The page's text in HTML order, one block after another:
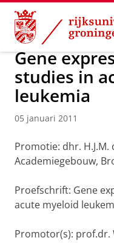
Skip
Content
Skip
Navigation
Over ons Actueel
Gene
studies in
leukemia
05 januari 2011
Promotie: dhr. H.J.M.
Academiegebouw,
Proefschrift: Gene
acute myeloid
Promotor(s): prof.dr.